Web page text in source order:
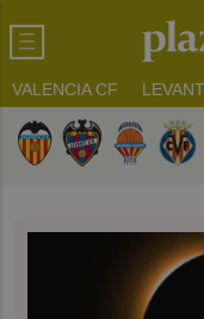
VALENCIA CF